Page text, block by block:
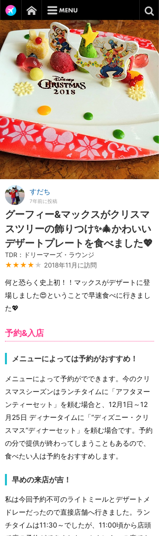
すだち
7年前に投稿
グーフィー&マックスがクリスマ
スツリーの飾りつけ✨🎄かわいい
デザートプレートを食べました💖
TDR：ドリーマーズ・ラウンジ
★★★★ ★ 2018年11月に訪問
何と恐らく史上初！！マックスがデザートに登
場しました😍ということで早速食べに行きまし
た💖
予約&入店
メニューによっては予約がおすすめ！
メニューによって予約がでできます。今のクリ
スマスシーズンはランチタイムに「アフタヌー
ンティーセット」を頼む場合と、12月1日～12
月25日 ディナータイムに「“ディズニー・クリ
スマス”ディナーセット」を頼む場合です。予約
の分で提供が終わってしまうこともあるので、
食べたい人は予約をおすすめします。
早めの来店が吉！
私は今回予約不可のライトミールとデザートメ
ドレーだったので直接店舗へ行きました。ラン
チタイムは11:30～でしたが、11:00頃から店頭